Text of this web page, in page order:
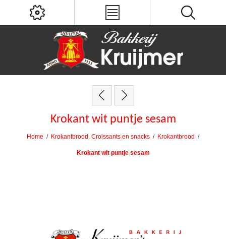
Krokant wit puntje sesam
Home / Krokantbrood, Croissants en snacks / Krokantbrood /
Krokant wit puntje sesam